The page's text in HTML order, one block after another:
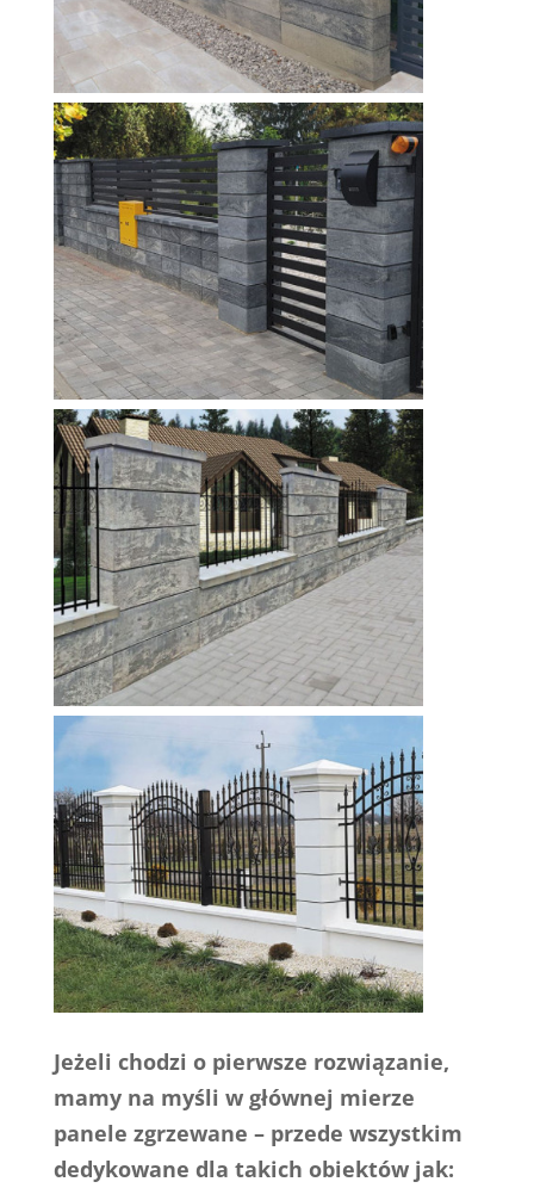
Jeżeli chodzi o pierwsze rozwiązanie,
mamy na myśli w głównej mierze
panele zgrzewane – przede wszystkim
dedykowane dla takich obiektów jak: